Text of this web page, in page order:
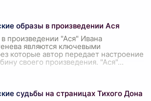
образы в произведении Ася
произведении "Ася" Ивана
являются ключевыми
которые автор передает настроение
своего произведения. "Ася"...
судьбы на страницах Тихого Дона